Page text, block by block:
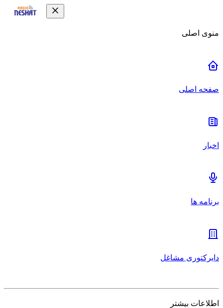
منوی اصلی
صفحه اصلی
اخبار
برنامه ها
دایرکتوری مشاغل
اطلاعات بیشتر